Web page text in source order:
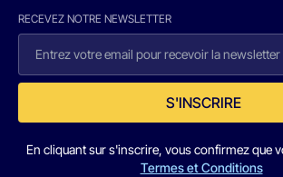
RECEVEZ NOTRE NEWSLETTER
S'INSCRIRE
En cliquant sur s'inscrire, vous confirmez que
Termes et Conditions